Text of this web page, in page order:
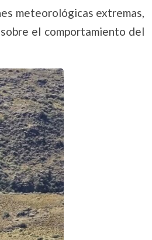
meteorológicas extremas,
el comportamiento del